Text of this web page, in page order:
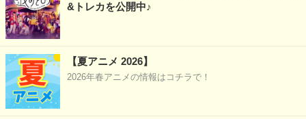
&トレカを公開中♪
【夏アニメ 2026】
2026年春アニメの情報はコチラで！